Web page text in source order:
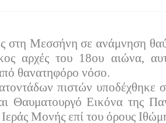
στη Μεσσήνη σε ανάμνηση
αρχές του 18ου αιώνα,
θανατηφόρο νόσο.
πιστών υποδέχθηκε
Θαυματουργό Εικόνα της
Μονής επί του όρους